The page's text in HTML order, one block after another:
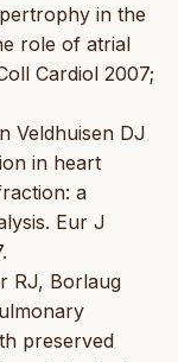
in the
role of atrial
Cardiol 2007;
Veldhuisen DJ
in heart
a
Eur J
RJ, Borlaug
preserved